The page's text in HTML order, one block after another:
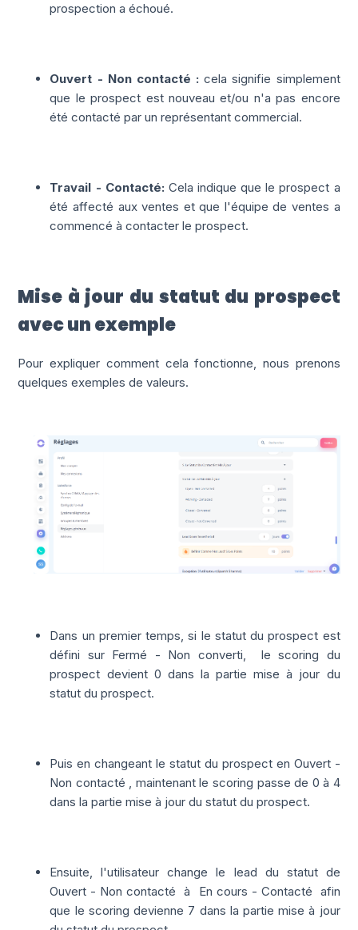
prospection a échoué.
Ouvert - Non contacté : cela signifie simplement
que le prospect est nouveau et/ou n'a pas encore
été contacté par un représentant commercial.
Travail - Contacté: Cela indique que le prospect a
été affecté aux ventes et que l'équipe de ventes a
commencé à contacter le prospect.
Mise à jour du statut du prospect
avec un exemple
Pour expliquer comment cela fonctionne, nous prenons
quelques exemples de valeurs.
Dans un premier temps, si le statut du prospect est
défini sur Fermé - Non converti, le scoring du
prospect devient 0 dans lapartie mise à jour du
statut du prospect.
Puis en changeant le statut du prospect en Ouvert -
Non contacté , maintenant le scoring passe de 0 à 4
dans lapartie mise à jour du statut du prospect.
Ensuite, l'utilisateur change le lead du statut de
Ouvert - Non contacté à En cours - Contacté afin
que le scoring devienne 7 dans la partiemise à jour